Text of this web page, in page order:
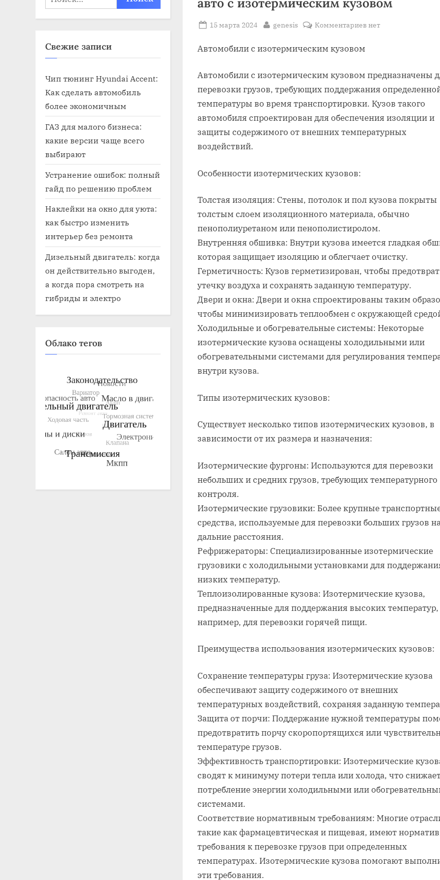
Posted
15 марта 2024 By
genesis Комментариев к
изотермическим
кузовом
нет
Автомобили с изотермическим кузовом
Автомобили с изотермическим кузовом предназначены
перевозки грузов, требующих поддержания
температуры во время транспортировки. Кузов такого
автомобиля спроектирован для обеспечения изоляции и
защиты содержимого от внешних температурных
воздействий.
Особенности изотермических кузовов:
Толстая изоляция: Стены, потолок и пол кузова покрыты
толстым слоем изоляционного материала, обычно
пенополиуретаном или пенополистиролом.
Внутренняя обшивка: Внутри кузова имеется гладкая
которая защищает изоляцию и облегчает очистку.
Герметичность: Кузов герметизирован, чтобы
утечку воздуха и сохранять заданную температуру.
Двери и окна: Двери и окна спроектированы таким
чтобы минимизировать теплообмен с окружающей
Холодильные и обогревательные системы: Некоторые
изотермические кузова оснащены холодильными или
обогревательными системами для регулирования
внутри кузова.
Типы изотермических кузовов:
Существует несколько типов изотермических кузовов, в
зависимости от их размера и назначения:
Изотермические фургоны: Используются для перевозки
небольших и средних грузов, требующих температурного
контроля.
Изотермические грузовики: Более крупные
средства, используемые для перевозки больших грузов
дальние расстояния.
Рефрижераторы: Специализированные изотермические
грузовики с холодильными установками для
низких температур.
Теплоизолированные кузова: Изотермические кузова,
предназначенные для поддержания высоких температур,
например, для перевозки горячей пищи.
Преимущества использования изотермических кузовов:
Сохранение температуры груза: Изотермические кузова
обеспечивают защиту содержимого от внешних
температурных воздействий, сохраняя заданную
Защита от порчи: Поддержание нужной температуры
предотвратить порчу скоропортящихся или
температуре грузов.
Эффективность транспортировки: Изотермические
сводят к минимуму потери тепла или холода, что
потребление энергии холодильными или
системами.
Соответствие нормативным требованиям: Многие
такие как фармацевтическая и пищевая, имеют
требования к перевозке грузов при определенных
температурах. Изотермические кузова помогают
эти требования.
Свежие записи
Чип тюнинг Hyundai Accent:
Как сделать автомобиль
более экономичным
ГАЗ для малого бизнеса:
какие версии чаще всего
выбирают
Устранение ошибок: полный
гайд по решению проблем
Наклейки на окно для уюта:
как быстро изменить
интерьер без ремонта
Дизельный двигатель: когда
он действительно выгоден,
а когда пора смотреть на
гибриды и электро
Облако тегов